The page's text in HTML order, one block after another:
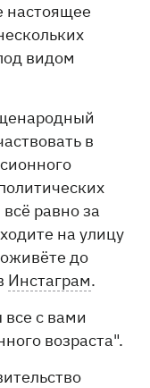
настоящее
видом
в
равно за
на улицу
до
Инстаграм.
с вами
возраста".